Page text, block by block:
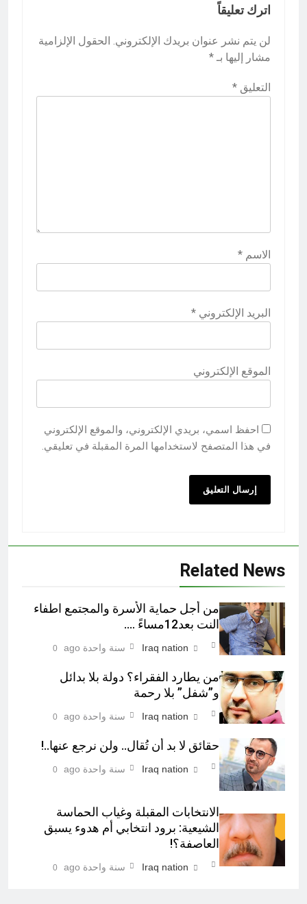
اترك تعليقاً
لن يتم نشر عنوان بريدك الإلكتروني. الحقول الإلزامية
مشار إليها بـ *
التعليق *
الاسم *
البريد الإلكتروني *
الموقع الإلكتروني
احفظ اسمي، بريدي الإلكتروني، والموقع الإلكتروني
في هذا المتصفح لاستخدامها المرة المقبلة في تعليقي.
Related News
من أجل حماية الأسرة والمجتمع اطفاء
النت بعد12مساءً ….
Iraq nation سنة واحدة ago 0
من يطارد الفقراء؟ دولة بلا بدائل
و”شفل” بلا رحمة
Iraq nation سنة واحدة ago 0
حقائق لا بد أن تُقال.. ولن نرجع عنها..!
Iraq nation سنة واحدة ago 0
الانتخابات المقبلة وغياب الحماسة
الشيعية: برود انتخابي أم هدوء يسبق
العاصفة؟!
Iraq nation سنة واحدة ago 0